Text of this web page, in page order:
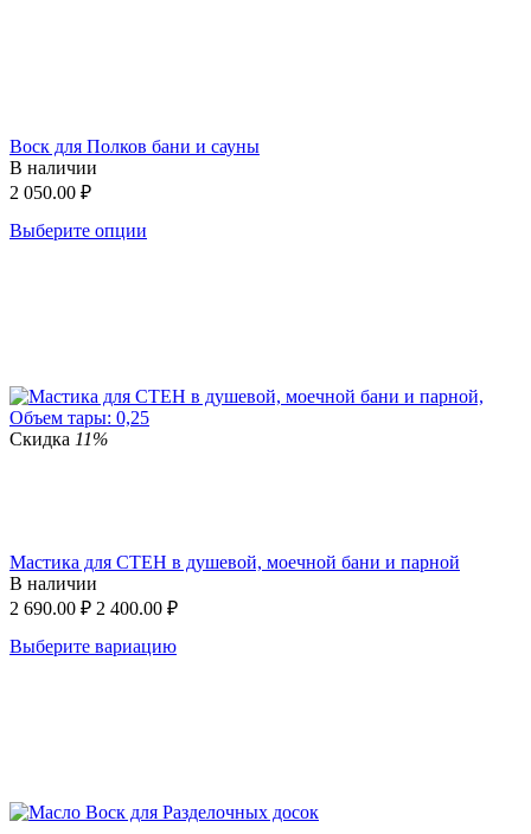
Воск для Полков бани и сауны
В наличии
2 050.00 ₽
Выберите опции
Скидка 11%
Мастика для СТЕН в душевой, моечной бани и парной
В наличии
2 690.00 ₽ 2 400.00 ₽
Выберите вариацию